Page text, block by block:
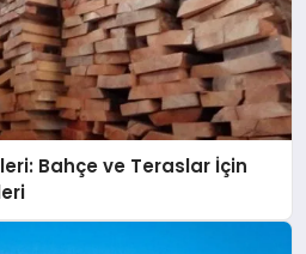
Bahçe ve Teraslar İçin